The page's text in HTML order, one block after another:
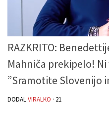
RAZKRITO:
Mahniča prekipelo!
”Sramotite Slovenijo
DODALVIRALKO · 21